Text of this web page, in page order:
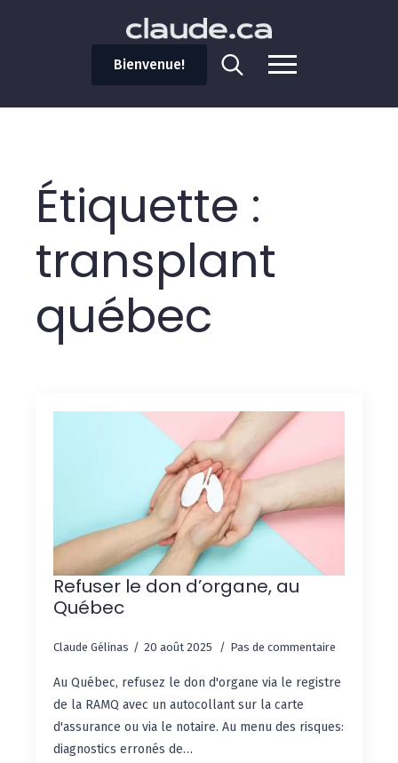
Bienvenue!
Étiquette :
transplant
québec
Refuser le don d’organe, au
Québec
Claude Gélinas 20 août 2025 Pas de commentaire
Au Québec, refusez le don d'organe via le registre
de la RAMQ avec un autocollant sur la carte
d'assurance ou via le notaire. Au menu des risques:
diagnostics erronés de…